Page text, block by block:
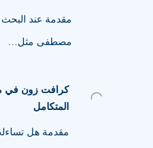
مقدمة عند
مصطفى مثل…
كرافت زون في
المتكامل
مقدمة هل